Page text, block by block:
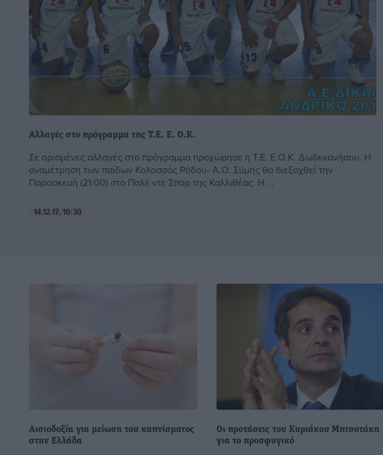
Αλλαγές στο πρόγραμμα της Τ.Ε. Ε. Ο.Κ.
Σε ορισμένες αλλαγές στο πρόγραμμα προχώρησε η Τ.Ε. Ε.Ο.Κ. Δωδεκανήσου. Η
αναμέτρηση των παίδων Κολοσσός Ρόδου- Α.Ο. Σύμης θα διεξαχθεί την
Παρασκευή (21:00) στο Παλέ ντε Σπορ της Καλλιθέας. Η ...
14.12.17, 10:30
Αισιοδοξία για μείωση του καπνίσματος
στην Ελλάδα
Οι προτάσεις του Κυριάκου Μητσοτάκη
για το προσφυγικό